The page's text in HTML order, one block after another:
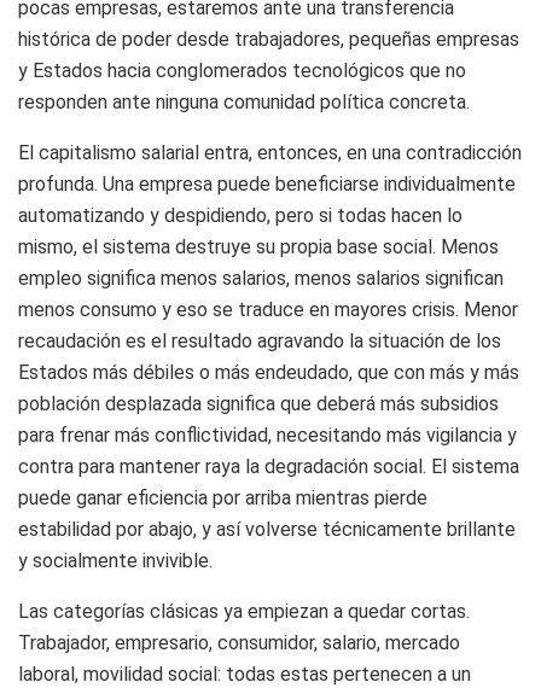
pocas empresas, estaremos ante una transferencia
histórica de poder desde trabajadores, pequeñas empresas
y Estados hacia conglomerados tecnológicos que no
responden ante ninguna comunidad política concreta.
El capitalismo salarial entra, entonces, en una contradicción
profunda. Una empresa puede beneficiarse individualmente
automatizando y despidiendo, pero si todas hacen lo
mismo, el sistema destruye su propia base social. Menos
empleo significa menos salarios, menos salarios significan
menos consumo y eso se traduce en mayores crisis. Menor
recaudación es el resultado agravando la situación de los
Estados más débiles o más endeudado, que con más y más
población desplazada significa que deberá más subsidios
para frenar más conflictividad, necesitando más vigilancia y
contra para mantener raya la degradación social. El sistema
puede ganar eficiencia por arriba mientras pierde
estabilidad por abajo, y así volverse técnicamente brillante
y socialmente invivible.
Las categorías clásicas ya empiezan a quedar cortas.
Trabajador, empresario, consumidor, salario, mercado
laboral, movilidad social: todas estas pertenecen a un